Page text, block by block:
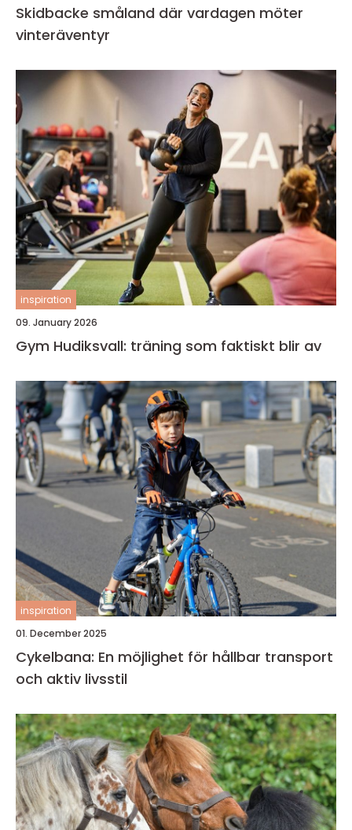
Skidbacke småland där vardagen möter
vinteräventyr
inspiration
09. January 2026
Gym Hudiksvall: träning som faktiskt blir av
inspiration
01. December 2025
Cykelbana: En möjlighet för hållbar transport
och aktiv livsstil